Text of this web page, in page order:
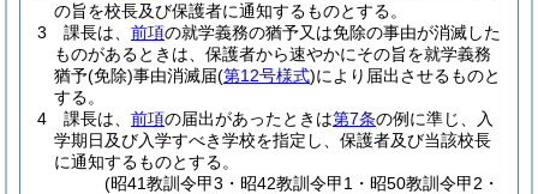
の旨を校長及び保護者に通知するものとする。
3
課長は、 前項の就学義務の猶予又は免除の事由が消滅した
ものがあるときは、保護者から速やかにその旨を就学義務
猶予(免除)事由消滅届(第12号様式)により届出させるものと
する。
4
課長は、 前項の届出があったときは第7条の例に準じ、入
学期日及び入学すべき学校を指定し、保護者及び当該校長
に通知するものとする。
(昭41教訓令甲3・昭42教訓令甲1・昭50教訓令甲2・